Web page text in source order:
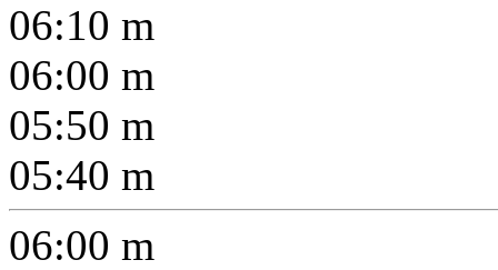
06:10 m
06:00 m
05:50 m
05:40 m
06:00 m